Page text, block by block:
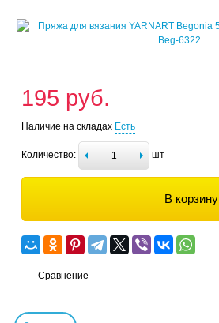
195 руб.
Наличие на складах Есть
Количество: шт
В корзину
Сравнение